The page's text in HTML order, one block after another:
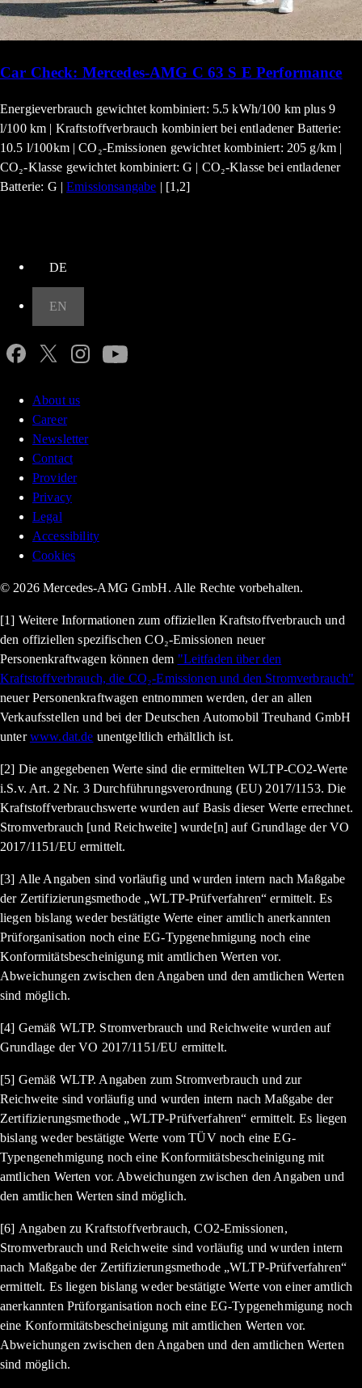
Car Check: Mercedes-AMG C 63 S E Performance
Energieverbrauch gewichtet kombiniert: 5.5 kWh/100 km plus 9
l/100 km | Kraftstoffverbrauch kombiniert bei entladener Batterie:
10.5 l/100km | CO₂-Emissionen gewichtet kombiniert: 205 g/km |
CO₂-Klasse gewichtet kombiniert: G | CO₂-Klasse bei entladener
Batterie: G |Emissionsangabe | [1,2]
DE
EN
About us
Career
Newsletter
Contact
Provider
Privacy
Legal
Accessibility
Cookies
© 2026 Mercedes-AMG GmbH. Alle Rechte vorbehalten.
[1] Weitere Informationen zum offiziellen Kraftstoffverbrauch und
den offiziellen spezifischen CO₂-Emissionen neuer
Personenkraftwagen können dem "Leitfaden über den
Kraftstoffverbrauch, die CO₂-Emissionen und den Stromverbrauch"
neuer Personenkraftwagen entnommen werden, der an allen
Verkaufsstellen und bei der Deutschen Automobil Treuhand GmbH
unterwww.dat.de unentgeltlich erhältlich ist.
[2] Die angegebenen Werte sind die ermittelten WLTP-CO2-Werte
i.S.v. Art. 2 Nr. 3 Durchführungsverordnung (EU) 2017/1153. Die
Kraftstoffverbrauchswerte wurden auf Basis dieser Werte errechnet.
Stromverbrauch [und Reichweite] wurde[n] auf Grundlage der VO
2017/1151/EU ermittelt.
[3] Alle Angaben sind vorläufig und wurden intern nach Maßgabe
der Zertifizierungsmethode „WLTP-Prüfverfahren“ ermittelt. Es
liegen bislang weder bestätigte Werte einer amtlich anerkannten
Prüforganisation noch eine EG-Typgenehmigung noch eine
Konformitätsbescheinigung mit amtlichen Werten vor.
Abweichungen zwischen den Angaben und den amtlichen Werten
sind möglich.
[4] Gemäß WLTP. Stromverbrauch und Reichweite wurden auf
Grundlage der VO 2017/1151/EU ermittelt.
[5] Gemäß WLTP. Angaben zum Stromverbrauch und zur
Reichweite sind vorläufig und wurden intern nach Maßgabe der
Zertifizierungsmethode „WLTP-Prüfverfahren“ ermittelt. Es liegen
bislang weder bestätigte Werte vom TÜV noch eine EG-
Typengenehmigung noch eine Konformitätsbescheinigung mit
amtlichen Werten vor. Abweichungen zwischen den Angaben und
den amtlichen Werten sind möglich.
[6] Angaben zu Kraftstoffverbrauch, CO2-Emissionen,
Stromverbrauch und Reichweite sind vorläufig und wurden intern
nach Maßgabe der Zertifizierungsmethode „WLTP-Prüfverfahren“
ermittelt. Es liegen bislang weder bestätigte Werte von einer amtlich
anerkannten Prüforganisation noch eine EG-Typgenehmigung noch
eine Konformitätsbescheinigung mit amtlichen Werten vor.
Abweichungen zwischen den Angaben und den amtlichen Werten
sind möglich.